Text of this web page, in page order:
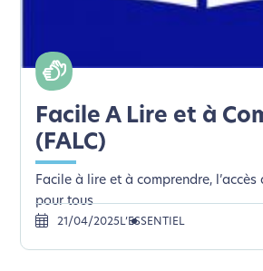
Facile A Lire et à
(FALC)
Facile à lire et à comprendre, l’accès
pour tous
21/04/2025 L’ESSENTIEL